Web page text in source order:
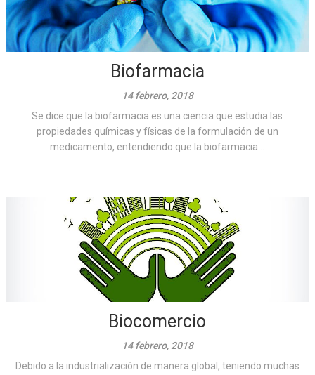
Biofarmacia
14 febrero, 2018
Se dice que la biofarmacia es una ciencia que estudia las
propiedades químicas y físicas de la formulación de un
medicamento, entendiendo que la biofarmacia...
Biocomercio
14 febrero, 2018
Debido a la industrialización de manera global, teniendo muchas